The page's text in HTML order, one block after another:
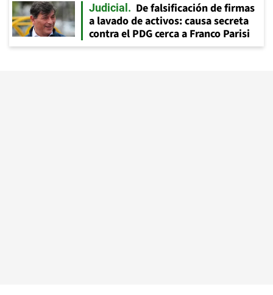
Judicial
De falsificación de firmas
a lavado de activos: causa secreta
contra el PDG cerca a Franco Parisi